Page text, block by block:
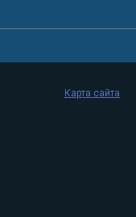
Карта сайта